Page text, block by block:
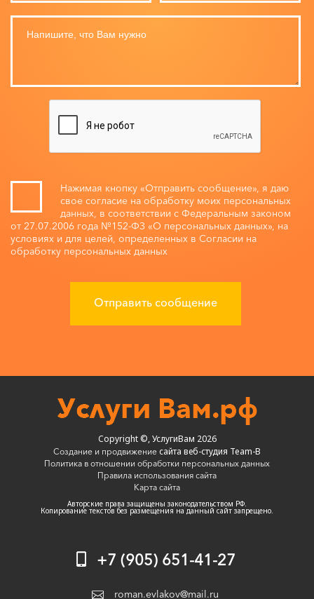
Нажимая кнопку «Отправить сообщение», я даю
свое согласие на обработку моих персональных
данных, в соответствии с Федеральным законом
от 27.07.2006 года №152-ФЗ «О персональных данных», на
условиях и для целей, определенных в Согласии на
обработку персональных данных
Copyright ©, УслугиВам 2026
Создание и продвижение сайта веб-студия Team-B
Политика в отношении обработки персональных данных
Правила использования сайта
Карта сайта
Авторские права защищены законодательством РФ.
Копирование текстов без размещения на данный сайт запрещено.
+7 (905) 651-41-27
roman.evlakov@mail.ru